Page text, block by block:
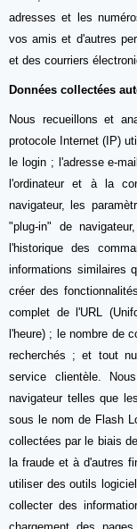
adresses et les
vos amis et d'autres
et des courriers
Données collectées
Nous recueillons et
protocole Internet (IP)
le login ; l'adresse e-
l'ordinateur et à la
navigateur, les
"plug-in" de
l'historique des
informations similaires
créer des
complet de l'URL
l'heure) ; le nombre de
recherchés ; et tout
service clientèle.
navigateur telles que
sous le nom de Flash
collectées par le biais
la fraude et à d'autres
utiliser des outils
collecter des